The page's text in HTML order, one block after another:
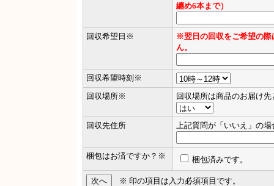
纏め6本まで）
回収希望日 ※
※翌日の回収をご希望の
ん。
回収希望時刻 ※
回収場所※ 回収場所は商品のお届け
回収先住所 上記質問が「いいえ」の
梱包はお済ですか？ ※ 梱包済みです。
※ 印の項目は入力必須項目です。